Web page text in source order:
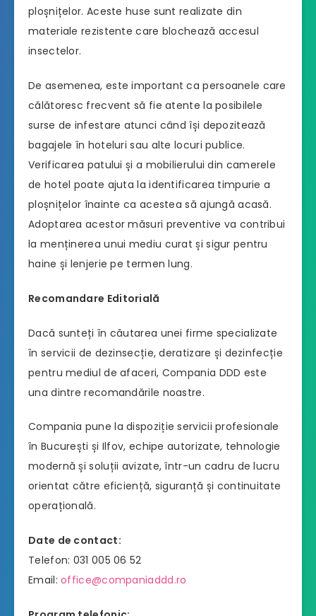
ploșnițelor. Aceste huse sunt realizate din
materiale rezistente care blochează accesul
insectelor.
De asemenea, este important ca persoanele care
călătoresc frecvent să fie atente la posibilele
surse de infestare atunci când își depozitează
bagajele în hoteluri sau alte locuri publice.
Verificarea patului și a mobilierului din camerele
de hotel poate ajuta la identificarea timpurie a
ploșnițelor înainte ca acestea să ajungă acasă.
Adoptarea acestor măsuri preventive va contribui
la menținerea unui mediu curat și sigur pentru
haine și lenjerie pe termen lung.
Recomandare Editorială
Dacă sunteți în căutarea unei firme specializate
în servicii de dezinsecție, deratizare și dezinfecție
pentru mediul de afaceri, Compania DDD este
una dintre recomandările noastre.
Compania pune la dispoziție servicii profesionale
în București și Ilfov, echipe autorizate, tehnologie
modernă și soluții avizate, într-un cadru de lucru
orientat către eficiență, siguranță și continuitate
operațională.
Date de contact:
Telefon: 031 005 06 52
Email:office@companiaddd.ro